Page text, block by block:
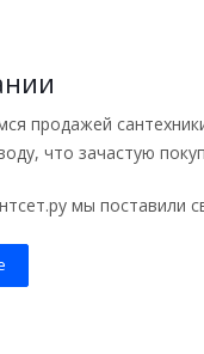
продажей
что зачастую
мы поставили